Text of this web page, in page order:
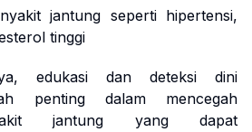
jantung seperti hipertensi,
tinggi
edukasi dan deteksi dini
penting dalam mencegah
jantung yang dapat